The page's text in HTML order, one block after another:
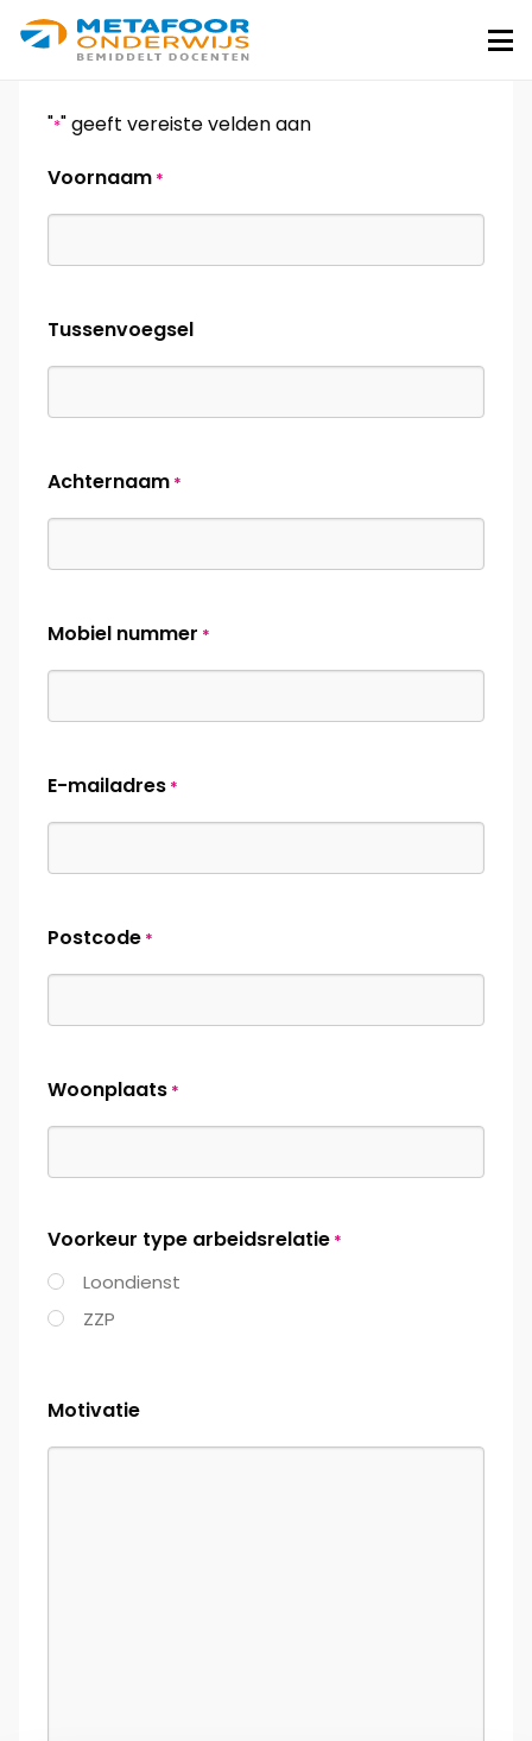
Metafoor
Onderwijs
"*" geeft vereiste velden aan
Voornaam *
Tussenvoegsel
Achternaam *
Mobiel nummer *
E-mailadres *
Postcode *
Woonplaats *
Voorkeur type arbeidsrelatie *
Loondienst
ZZP
Motivatie